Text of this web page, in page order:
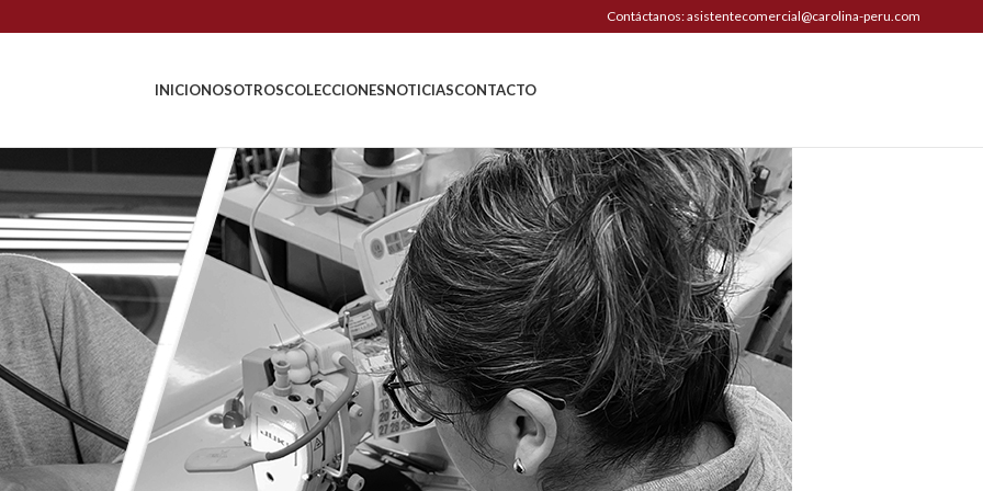
Contáctanos: asistentecomercial@carolina-peru.com
INICIONOSOTROSCOLECCIONESNOTICIASCONTACTO